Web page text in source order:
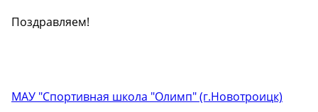
Поздравляем!
МАУ "Спортивная школа "Олимп" (г.Новотроицк)